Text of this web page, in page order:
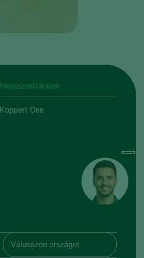
Népszerű linkek
Koppert One
Koppert Global